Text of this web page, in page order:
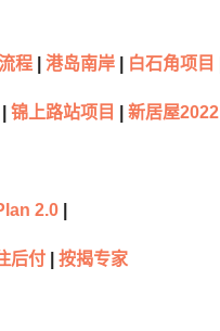
程 港岛南岸 白石角项目
锦上路站项目 新居屋2022
2.0
后付 按揭专家